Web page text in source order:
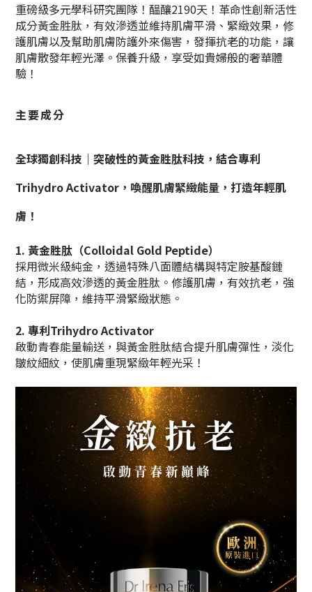
重磅級多元學科研究團隊！醖釀2190天！革命性創新活性
成分黃金胜肽，有效滲透並維持肌膚平滑、緊緻效果，修
護肌膚以及幫助肌膚防護外來傷害，發揮抗老的功能，讓
肌膚散發年輕光澤。保養升級，享受如貴婦般的奢華體
驗！
主要成分
全球獨創科技｜突破性的黃金胜肽科技，結合專利
Trihydro Activator，喚醒肌膚緊緻能量，打造年輕肌
膚！
1. 黃金胜肽（Colloidal Gold Peptide）
採用微米級純金，透過特殊八面體結構與特定胺基酸鏈
結，形成高效滲透的黃金胜肽。修護肌膚，有效抗老，強
化防禦屏障，維持平滑緊緻狀態。
2. 專利Trihydro Activator
啟動青春能量輸送，與黃金胜肽結合提升肌膚彈性，淡化
皺紋細紋，使肌膚重現緊緻年輕光采！